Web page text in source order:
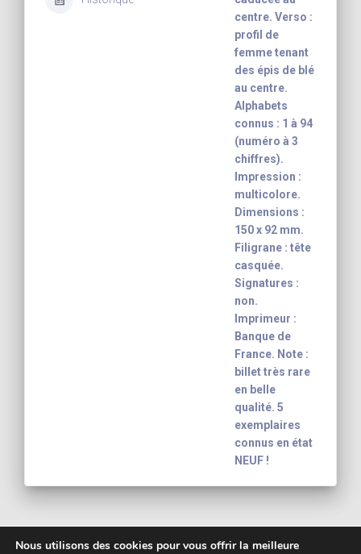
centre. Verso :
profil de
femme tenant
des épis de blé
au centre.
Alphabets
connus : 1 à 94
(numéro à 3
chiffres).
Impression :
multicolore.
Dimensions :
150 x 92 mm.
Filigrane : tête
casquée.
Signatures :
non.
Imprimeur :
Banque de
France. Note :
billet très rare
en belle
qualité. 5
exemplaires
connus en état
NEUF !
Nous utilisons des cookies pour vous offrir la meilleure